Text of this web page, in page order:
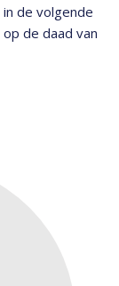
de volgende
de daad van